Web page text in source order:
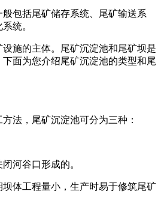
包括尾矿储存系统、尾矿输送系
统。
施的主体。尾矿沉淀池和尾矿坝是
面为您介绍尾矿沉淀池的类型和尾
法，尾矿沉淀池可分为三种：
河谷口形成的。
体工程量小，生产时易于修筑尾矿